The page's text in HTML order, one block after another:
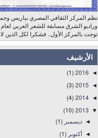
نظم المركز الثقافي المصري بباريس
توجت بالمركز الأول.. فشكرا لكل
الأرشيف
◄
2016
(1)
◄
2015
(3)
◄
2014
(4)
▼
2013
(10)
◄ديسمبر (1)
◄ أكتوبر (1)